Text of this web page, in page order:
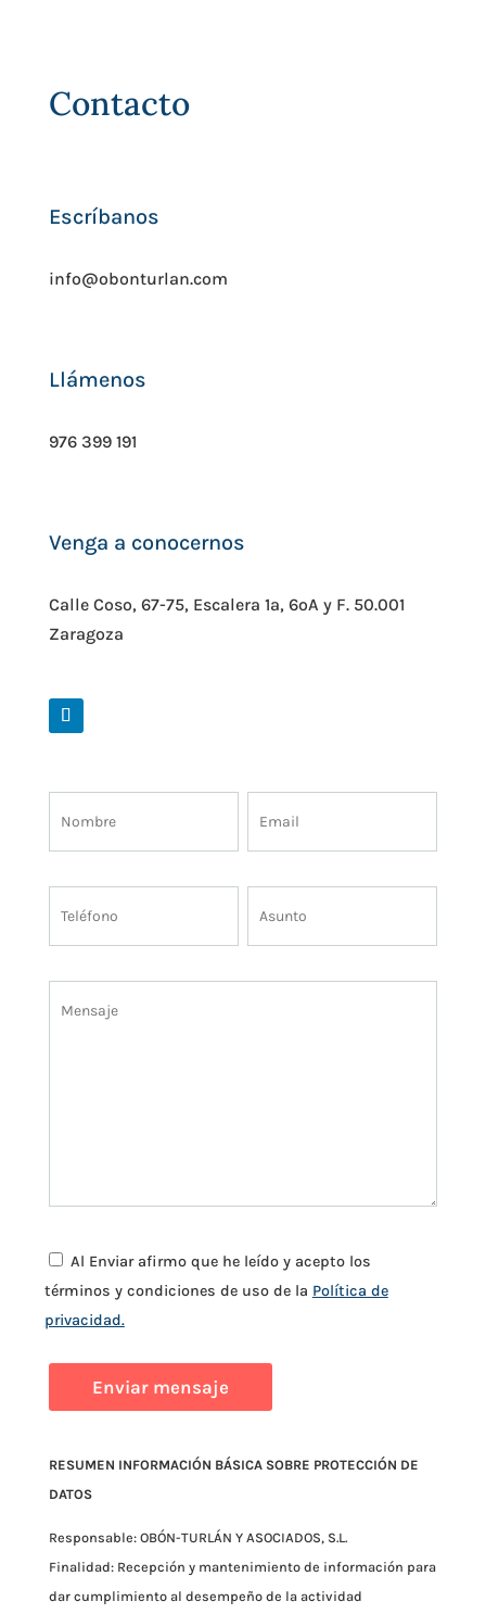
Contacto
Escríbanos
info@obonturlan.com
Llámenos
976 399 191
Venga a conocernos
Calle Coso, 67-75, Escalera 1ª, 6ºA y F. 50.001
Zaragoza
Al Enviar afirmo que he leído y acepto los
términos y condiciones de uso de la Política de
privacidad.
RESUMEN INFORMACIÓN BÁSICA SOBRE PROTECCIÓN DE
DATOS
Responsable: OBÓN-TURLÁN Y ASOCIADOS, S.L.
Finalidad: Recepción y mantenimiento de información para
dar cumplimiento al desempeño de la actividad